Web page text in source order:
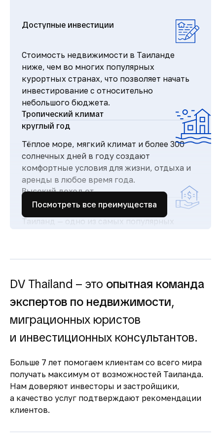
Доступные инвестиции
Стоимость недвижимости в Таиланде
ниже, чем во многих популярных
курортных странах, что позволяет начать
инвестирование с относительно
небольшого бюджета.
Тропический климат
круглый год
Тёплое море, мягкий климат и более 300
солнечных дней в году создают
комфортные условия для жизни, отдыха и
аренды в любое время года.
Высокий доход от
аренды
Таиланд — одно из самых популярных
высокий спрос на аренду недвижимости.
покупка
Понятная процедура покупки для
иностранцев и сопровождение юристов
делают сделки быстрыми и безопасными.
Комфортная жизнь и
инфраструктура
Современные больницы, международные
школы, торговые центры и высокий
уровень сервиса обеспечивают комфорт
для жизни и отдыха.
Посмотреть все преимущества
DV Thailand – это опытная команда
экспертов по недвижимости,
миграционных юристов
и инвестиционных консультантов.
Больше 7 лет помогаем клиентам со всего мира
получать максимум от возможностей Таиланда.
Нам доверяют инвесторы и застройщики,
а качество услуг подтверждают рекомендации
клиентов.